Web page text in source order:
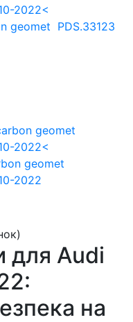
geomet PDS.33123
geomet
2022
для Audi
на